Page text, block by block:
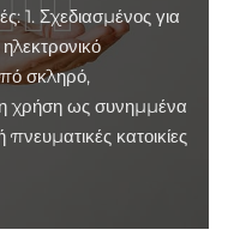
1. Σχεδιασμένος για
σκληρό,
χρήση ως συνημμένα
κατοικίες